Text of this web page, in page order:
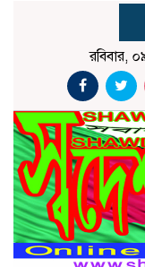
রবিবার,